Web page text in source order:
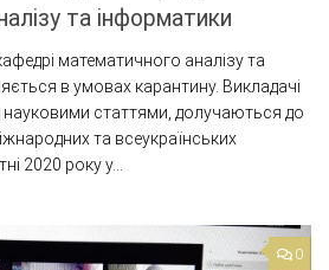
та інформатики
математичного аналізу та
в умовах карантину. Викладачі
статтями, долучаються до
та всеукраїнських
2020 року у...
0